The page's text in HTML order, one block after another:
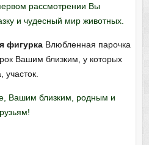
рассмотрении Вы
и чудесный мир животных.
фигуркаВлюбленная парочка
Вашим близким, у которых
Вашим близким, родным и